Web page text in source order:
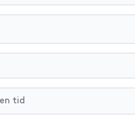
tid